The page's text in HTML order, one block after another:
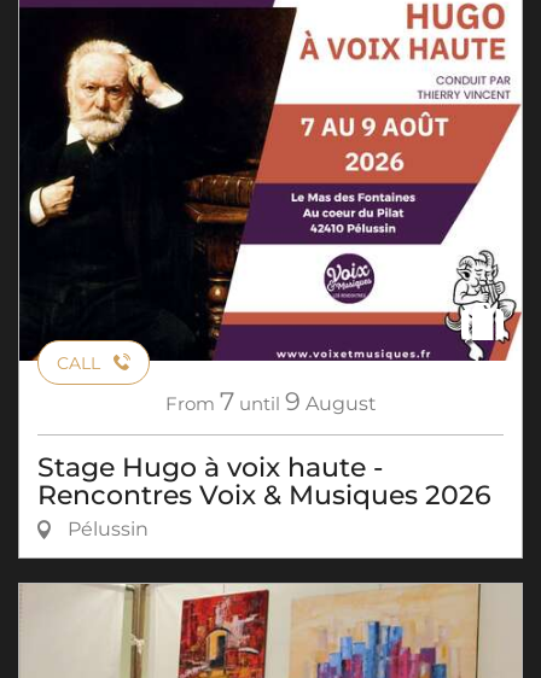
CALL
From 7 until 9 August
Stage Hugo à voix haute -
Rencontres Voix & Musiques 2026
Pélussin